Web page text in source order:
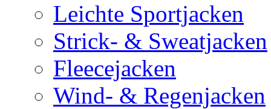
Leichte Sportjacken
Strick- & Sweatjacken
Fleecejacken
Wind- & Regenjacken